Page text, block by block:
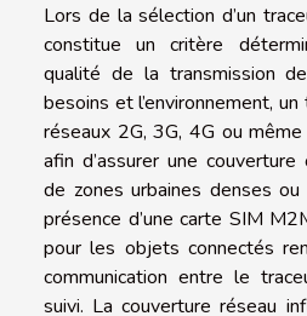
Lors de la sélection d’un
constitue un critère
qualité de la transmission
besoins et l’environnement,
réseaux 2G, 3G, 4G ou
afin d’assurer une couverture
de zones urbaines denses
présence d’une carte SIM
pour les objets connectés
communication entre le
suivi. La couverture réseau